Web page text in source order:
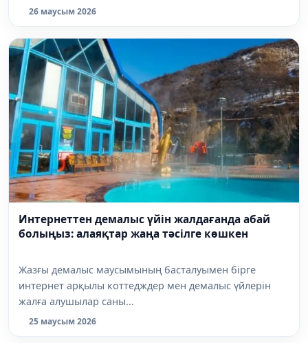
26 маусым 2026
Интернеттен демалыс үйін жалдағанда абай
болыңыз: алаяқтар жаңа тәсілге көшкен
Жазғы демалыс маусымының басталуымен бірге
интернет арқылы коттедждер мен демалыс үйлерін
жалға алушылар саны...
25 маусым 2026